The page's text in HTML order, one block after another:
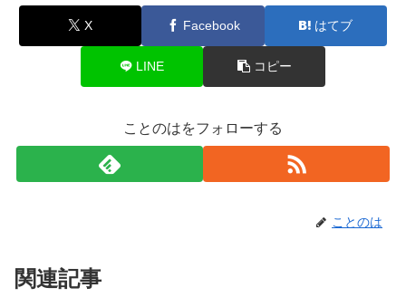
X Facebook はてブ
LINE コピー
ことのはをフォローする
ことのは
関連記事